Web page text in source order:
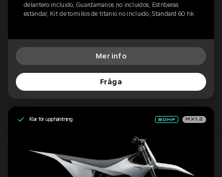
delantero incluido, Guardamanos no incluidos, Estriberas
estándar, Kit de tornillos de titanio no incluido, Standard 60 hk
Mer info
Fråga
Klar för upphämtning MX1.2